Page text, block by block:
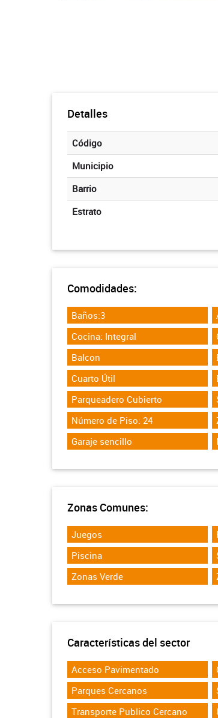
Detalles
Código
Municipio
Barrio
Estrato
Comodidades:
Baños:3
Cocina: Integral
Balcon
Cuarto Útil
Parqueadero Cubierto
Número de Piso: 24
Garaje sencillo
Zonas Comunes:
Juegos
Piscina
Zonas Verde
Características del sector
Acceso Pavimentado
Parques Cercanos
Transporte Publico Cercano